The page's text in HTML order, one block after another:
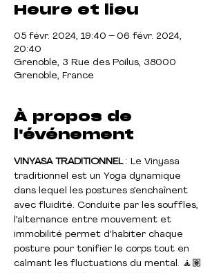
Heure et lieu
05 févr. 2024, 19:40 – 06 févr. 2024,
20:40
Grenoble, 3 Rue des Poilus, 38000
Grenoble, France
À propos de
l'événement
VINYASA TRADITIONNEL : Le Vinyasa
traditionnel est un Yoga dynamique
dans lequel les postures s’enchaînent
avec fluidité. Conduite par les souffles,
l’alternance entre mouvement et
immobilité permet d’habiter chaque
posture pour tonifier le corps tout en
calmant les fluctuations du mental. 🧘🏽